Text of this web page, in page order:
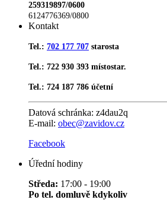
259319897/0600
6124776369/0800
Kontakt
Tel.: 702 177 707 starosta
Tel.: 722 930 393 místostar.
Tel.: 724 187 786 účetní
Datová schránka: z4dau2q
E-mail: obec@zavidov.cz
Facebook
Úřední hodiny
Středa: 17:00 - 19:00
Po tel. domluvě kdykoliv